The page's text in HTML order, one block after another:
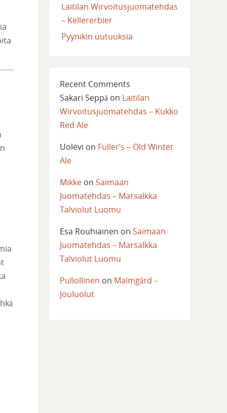
Laitilan Wirvoitusjuomatehdas
– Kellererbier
Pyynikin uutuuksia
Recent Comments
Sakari Seppäon Laitilan
Wirvoitusjuomatehdas – Kukko
Red Ale
Uolevi on Fuller’s – Old Winter
Ale
Mikkeon Saimaan
Juomatehdas – Marsalkka
Talviolut Luomu
Esa Rouhiainen on Saimaan
Juomatehdas – Marsalkka
Talviolut Luomu
Pullollinen on Malmgård –
Jouluolut